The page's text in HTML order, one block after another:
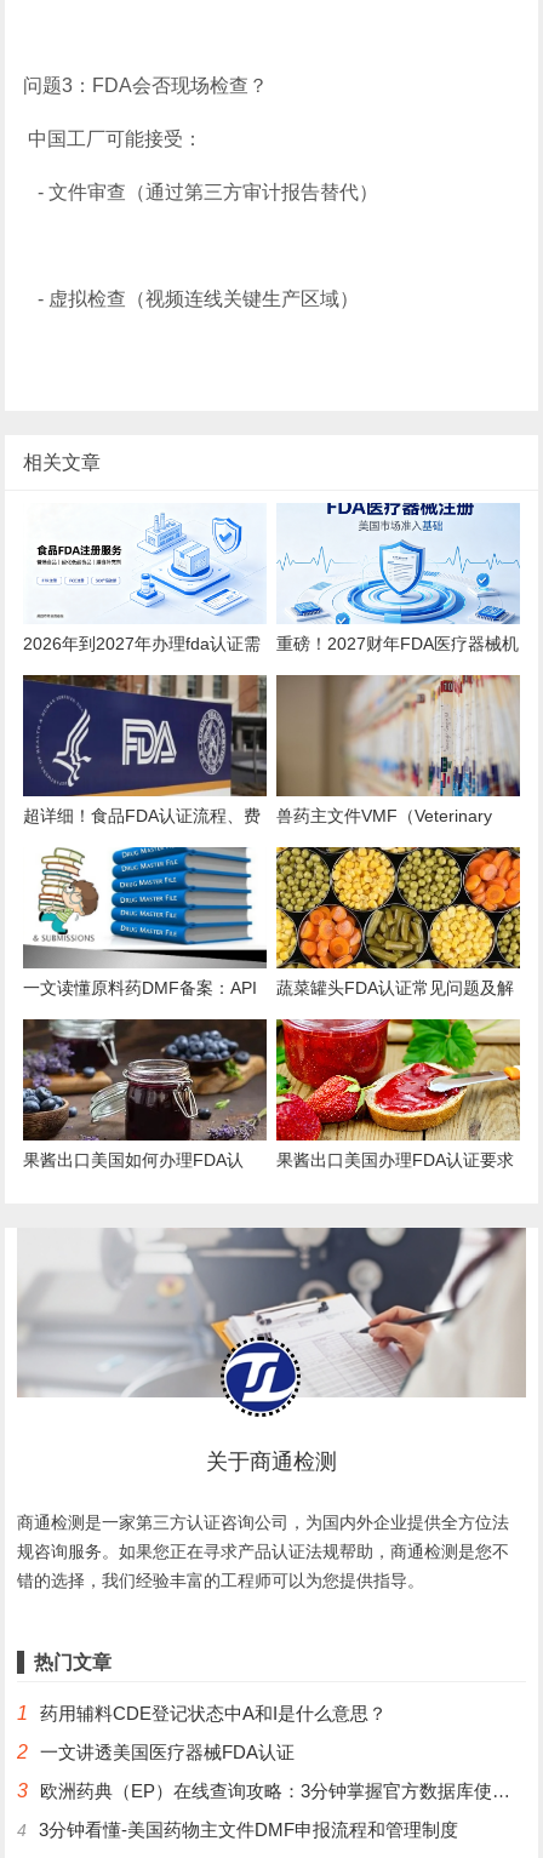
问题3：FDA会否现场检查？
中国工厂可能接受：
- 文件审查（通过第三方审计报告替代）
- 虚拟检查（视频连线关键生产区域）
相关文章
2026年到2027年办理fda认证需
要多少钱？
重磅！2027财年FDA医疗器械机
构注册年费上调至 $13785！
超详细！食品FDA认证流程、费
用、时效、误区解析
兽药主文件VMF（Veterinary
Master Files）注册办理指南
一文读懂原料药DMF备案：API
出口的“身份证”与“通行证”
蔬菜罐头FDA认证常见问题及解
决方案
果酱出口美国如何办理FDA认
果酱出口美国办理FDA认证要求
关于商通检测
商通检测是一家第三方认证咨询公司，为国内外企业提供全方位法
规咨询服务。如果您正在寻求产品认证法规帮助，商通检测是您不
错的选择，我们经验丰富的工程师可以为您提供指导。
热门文章
1
药用辅料CDE登记状态中A和I是什么意思？
2
一文讲透美国医疗器械FDA认证
3
欧洲药典（EP）在线查询攻略：3分钟掌握官方数据库使用技巧
4 3分钟看懂-美国药物主文件DMF申报流程和管理制度